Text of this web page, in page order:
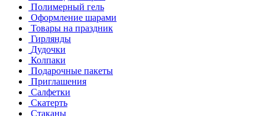
Полимерный гель
Оформление шарами
Товары на праздник
Гирлянды
Дудочки
Колпаки
Подарочные пакеты
Приглашения
Салфетки
Скатерть
Стаканы